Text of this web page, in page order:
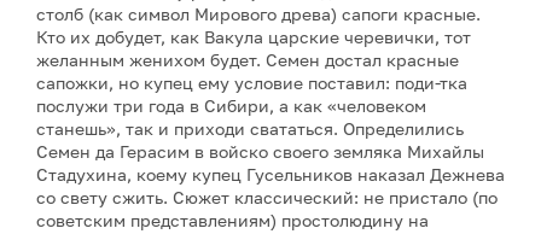
столб (как символ Мирового древа) сапоги красные.
Кто их добудет, как Вакула царские черевички, тот
желанным женихом будет. Семен достал красные
сапожки, но купец ему условие поставил: поди-тка
послужи три года в Сибири, а как «человеком
станешь», так и приходи свататься. Определились
Семен да Герасим в войско своего земляка Михайлы
Стадухина, коему купец Гусельников наказал Дежнева
со свету сжить. Сюжет классический: не пристало (по
советским представлениям) простолюдину на